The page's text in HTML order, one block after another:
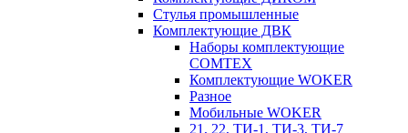
Стулья промышленные
Комплектующие ДВК
Наборы комплектующие
COMTEX
Комплектующие WOKER
Разное
Мобильные WOKER
21, 22, ТИ-1, ТИ-3, ТИ-7